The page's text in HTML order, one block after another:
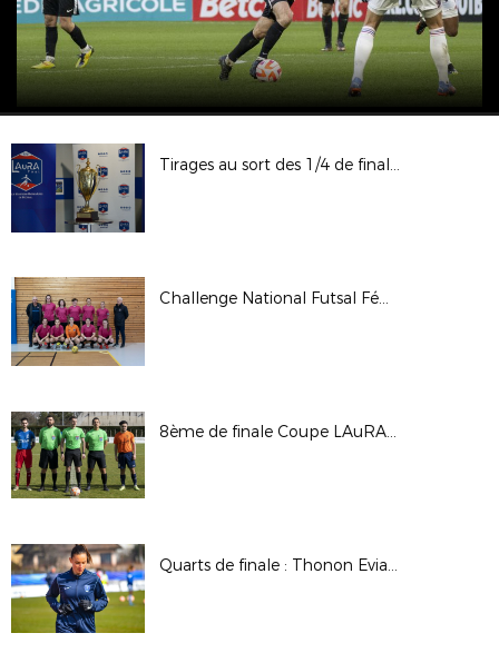
Tirages au sort des 1/4 de finale des Coupes LAuRAFoot : mardi 21 mars 2023 à Péronnas
Challenge National Futsal Féminin : 12 mars 2023
8ème de finale Coupe LAuRAFoot (seniors masculins) : US Feurs (B) / AS Savigneux Montbrison
Quarts de finale : Thonon Evian GG FC / OM